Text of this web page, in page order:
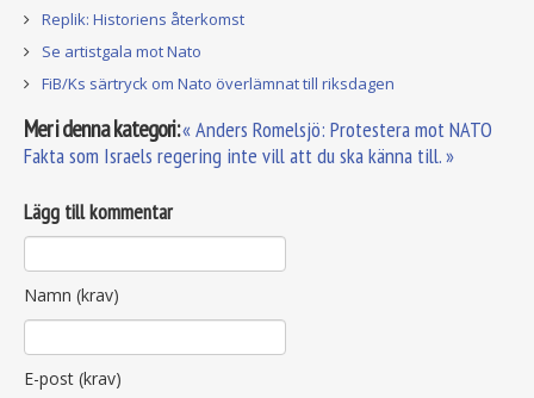
Replik: Historiens återkomst
Se artistgala mot Nato
FiB/Ks särtryck om Nato överlämnat till riksdagen
Mer i denna kategori:« Anders Romelsjö: Protestera mot NATO
Fakta som Israels regering inte vill att du ska känna till. »
Lägg till kommentar
Namn (krav)
E-post (krav)